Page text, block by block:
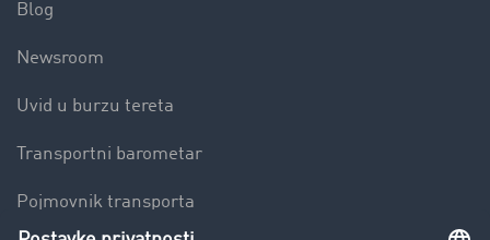
Blog
Newsroom
Uvid u burzu tereta
Transportni barometar
Pojmovnik transporta